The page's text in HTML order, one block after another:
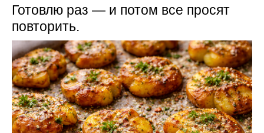
Готовлю раз — и потом все просят
повторить.